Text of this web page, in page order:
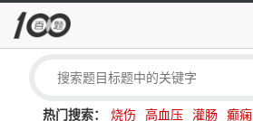
热门搜索： 烧伤 高血压 灌肠 癫痫